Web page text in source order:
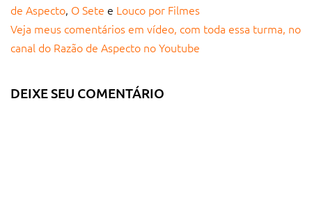
de Aspecto, O Sete e Louco por Filmes
Veja meus comentários em vídeo, com toda essa turma, no
canal do Razão de Aspecto no Youtube
DEIXE SEU COMENTÁRIO